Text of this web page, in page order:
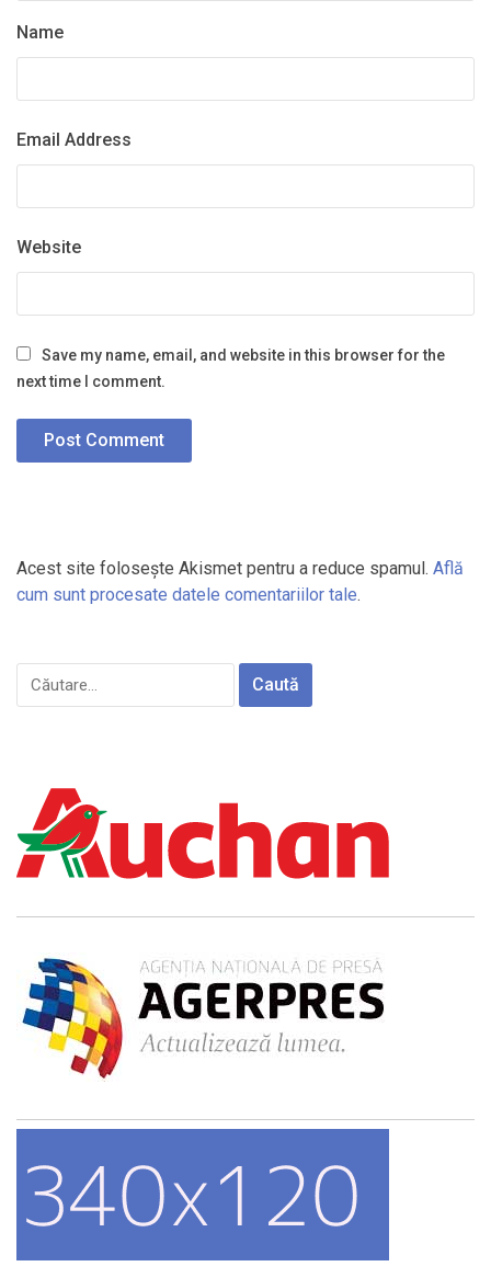
Name
Email Address
Website
Save my name, email, and website in this browser for the
next time I comment.
Acest site folosește Akismet pentru a reduce spamul. Află
cum sunt procesate datele comentariilor tale.
Caută
după: